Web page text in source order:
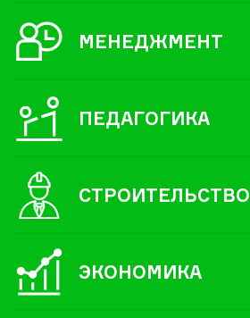
МЕНЕДЖМЕНТ
ПЕДАГОГИКА
СТРОИТЕЛЬСТВО
ЭКОНОМИКА